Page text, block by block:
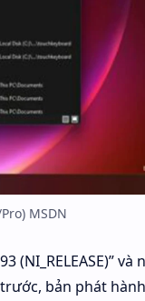
MSDN
và
bản phát